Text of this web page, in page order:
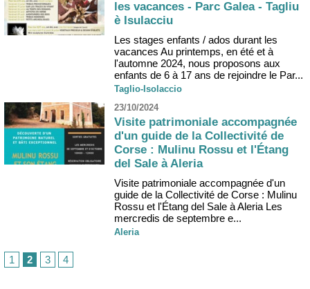
les vacances - Parc Galea - Tagliu
è Isulacciu
Les stages enfants / ados durant les
vacances Au printemps, en été et à
l'automne 2024, nous proposons aux
enfants de 6 à 17 ans de rejoindre le Par...
Taglio-Isolaccio
23/10/2024
Visite patrimoniale accompagnée
d'un guide de la Collectivité de
Corse : Mulinu Rossu et l'Étang
del Sale à Aleria
Visite patrimoniale accompagnée d'un
guide de la Collectivité de Corse : Mulinu
Rossu et l'Étang del Sale à Aleria Les
mercredis de septembre e...
Aleria
1 2 3 4